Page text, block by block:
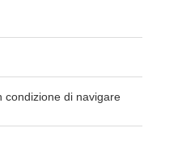
condizione di navigare